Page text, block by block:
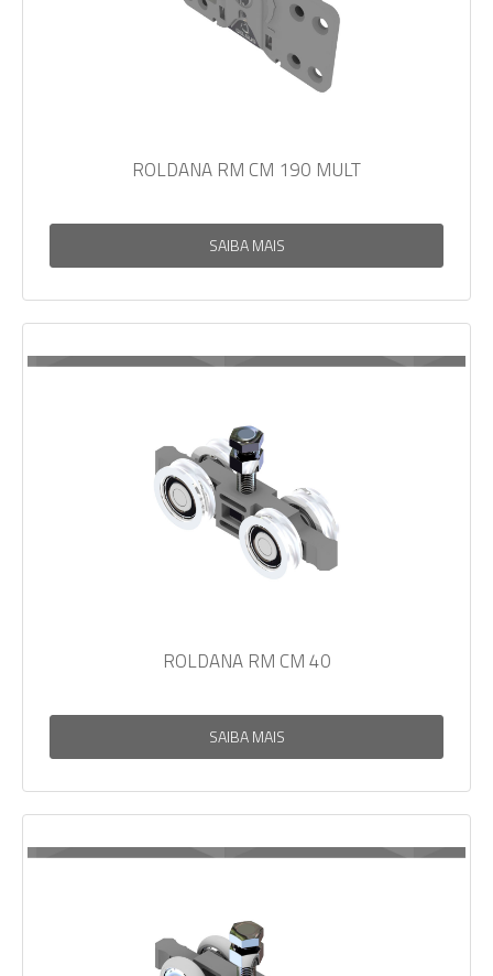
ROLDANA RM CM 190 MULT
SAIBA MAIS
ROLDANA RM CM 40
SAIBA MAIS